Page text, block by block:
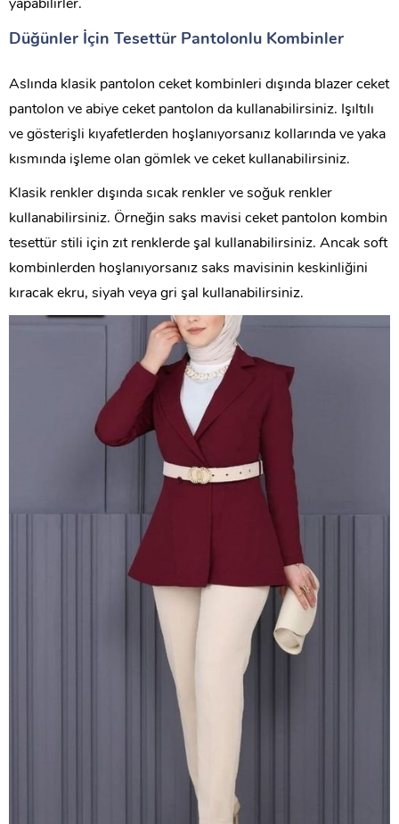
yapabilirler.
Düğünler İçin Tesettür Pantolonlu Kombinler
Aslında klasik pantolon ceket kombinleri dışında blazer ceket
pantolon ve abiye ceket pantolon da kullanabilirsiniz. Işıltılı
ve gösterişli kıyafetlerden hoşlanıyorsanız kollarında ve yaka
kısmında işleme olan gömlek ve ceket kullanabilirsiniz.
Klasik renkler dışında sıcak renkler ve soğuk renkler
kullanabilirsiniz. Örneğin saks mavisi ceket pantolon kombin
tesettür stili için zıt renklerde şal kullanabilirsiniz. Ancak soft
kombinlerden hoşlanıyorsanız saks mavisinin keskinliğini
kıracak ekru, siyah veya gri şal kullanabilirsiniz.